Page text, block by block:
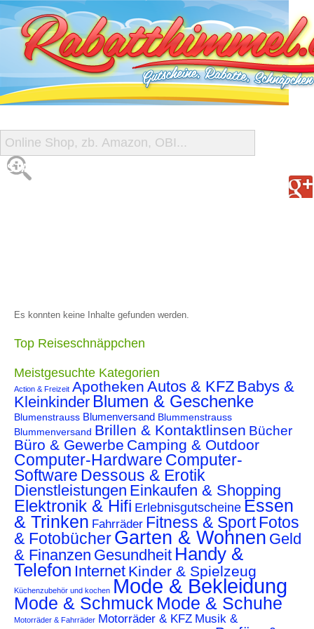
START
Es konnten keine Inhalte gefunden werden.
Top Reiseschnäppchen
Meistgesuchte Kategorien
Action & Freizeit Apotheken Autos & KFZ Babys &
Kleinkinder Blumen & Geschenke
Blumenstrauss Blumenversand Blummenstrauss
Blummenversand Brillen & Kontaktlinsen Bücher
Büro & Gewerbe Camping & Outdoor
Computer-Hardware Computer-
Software Dessous & Erotik
Dienstleistungen Einkaufen & Shopping
Elektronik & Hifi Erlebnisgutscheine Essen
& Trinken Fahrräder Fitness & SportFotos
& FotobücherGarten & Wohnen Geld
& Finanzen Gesundheit Handy &
Telefon Internet Kinder & Spielzeug
Küchenzubehör und kochen Mode & Bekleidung
Mode & Schmuck Mode & Schuhe
Motorräder & Fahrräder Motorräder & KFZ Musik &